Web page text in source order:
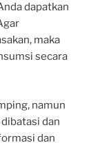
dapatkan
maka
secara
namun
dan
dan